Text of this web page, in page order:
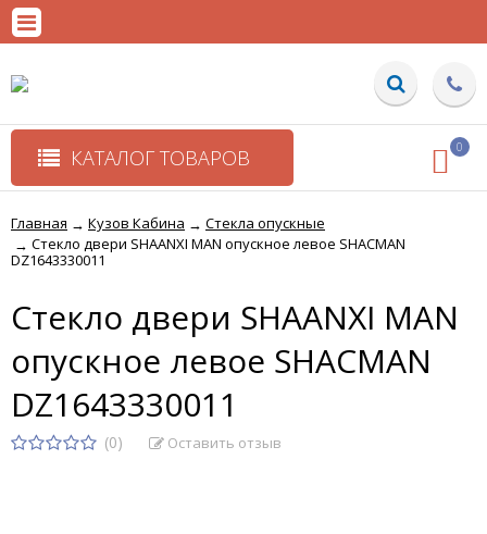
КАТАЛОГ ТОВАРОВ 0
Главная → Кузов Кабина → Стекла опускные
→ Стекло двери SHAANXI MAN опускное левое SHACMAN
DZ1643330011
Стекло двери SHAANXI MAN
опускное левое SHACMAN
DZ1643330011
(0) Оставить отзыв